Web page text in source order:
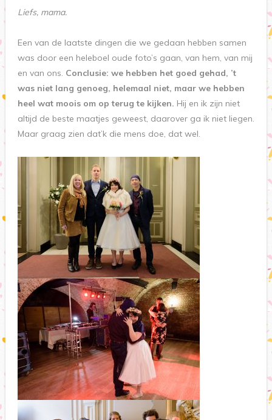
Liefs, mama.
Een van de laatste dingen die we gedaan hebben samen
was door een heleboel oude foto’s gaan, van hem, van mij
en van ons. Conclusie: we hebben het goed gehad, ’t
was niet lang genoeg, helemaal niet, maar we hebben
heel wat moois om op terug te kijken. Hij en ik zijn niet
altijd de beste maatjes geweest, daarover ga ik niet liegen.
Maar graag zien dat’k die mens doe, dat wel.